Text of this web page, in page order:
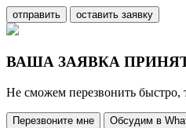
отправить оставить заявку
ВАША ЗАЯВКА
Не сможем перезвонить быстро,
Перезвоните мне Обсудим в